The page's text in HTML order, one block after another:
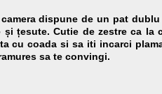
dispune de un pat
și țesute. Cutie de zestre ca la
cu coada si sa iti incarci
sa te convingi.